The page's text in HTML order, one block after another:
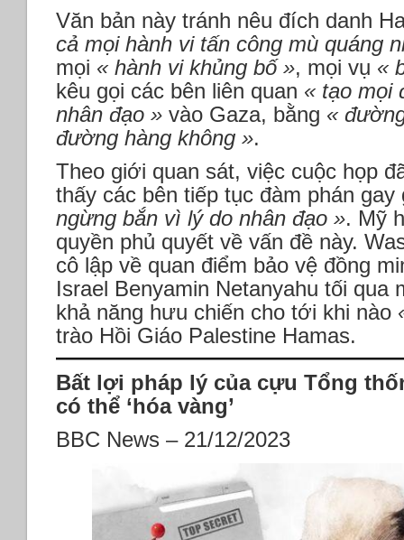
Văn bản này tránh nêu đích danh
cả mọi hành vi tấn công mù quáng
mọi « hành vi khủng bố », mọi vụ «
kêu gọi các bên liên quan « tạo mọi
nhân đạo » vào Gaza, bằng «
đường hàng không ».
Theo giới quan sát, việc cuộc họp
thấy các bên tiếp tục đàm phán
ngừng bắn vì lý do nhân đạo ». Mỹ
quyền phủ quyết về vấn đề này.
cô lập về quan điểm bảo vệ đồng
Israel Benyamin Netanyahu tối qua
khả năng hưu chiến cho tới khi nào
trào Hồi Giáo Palestine Hamas.
Bất lợi pháp lý của cựu Tổng
có thể ‘hóa vàng’
BBC News – 21/12/2023